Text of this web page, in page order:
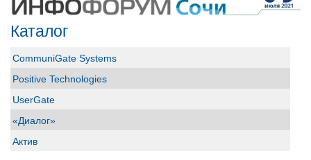
Каталог
CommuniGate Systems
Positive Technologies
UserGate
«Диалог»
Актив